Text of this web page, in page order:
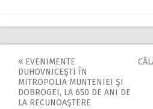
Post
navigation
EVENIMENTE
DUHOVNICEŞTI ÎN
MITROPOLIA MUNTENIEI ŞI
DOBROGEI, LA 650 DE ANI DE
LA RECUNOAŞTERE